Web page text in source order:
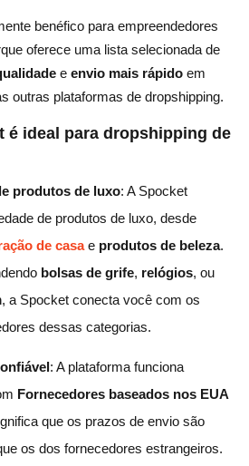
benéfico para empreendedores
oferece uma lista selecionada de
e envio mais rápido em
outras plataformas de dropshipping.
é ideal para dropshipping de
produtos de luxo: A Spocket
de produtos de luxo, desde
de casae produtos de beleza.
bolsas de grife, relógios, ou
, a Spocket conecta você com os
dessas categorias.
: A plataforma funciona
Fornecedores baseados nos EUA
que os prazos de envio são
os dos fornecedores estrangeiros.